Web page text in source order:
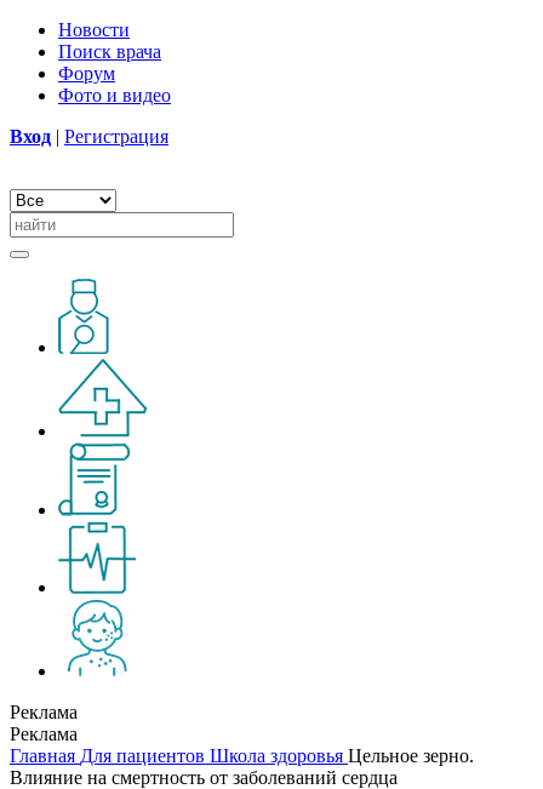
Новости
Поиск врача
Форум
Фото и видео
Вход | Регистрация
Реклама
Реклама
Главная Для пациентов Школа здоровья Цельное зерно.
Влияние на смертность от заболеваний сердца